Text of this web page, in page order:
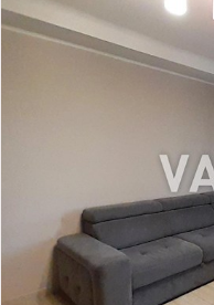
вариант как для
высоколиквидной
продуманная — две
кухня. Общая площадь квартиры – 55 м²,
видовом 15-м этаже (из
Квартира
(посудомоечная машина,
холодильник,
кондиционер). В ремонте
материалы. В ванной
Вам останется разложить
«Отрадный», НАУ, КПИ,
Транспорт: 5 минут
доступ в центр без